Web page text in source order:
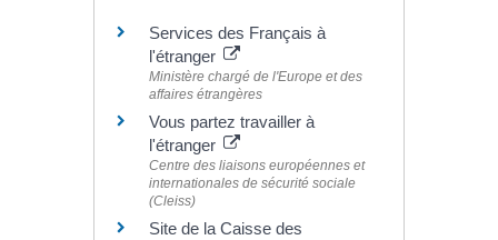
Services des Français à
l'étranger
Ministère chargé de l'Europe et des
affaires étrangères
Vous partez travailler à
l'étranger
Centre des liaisons européennes et
internationales de sécurité sociale
(Cleiss)
Site de la Caisse des